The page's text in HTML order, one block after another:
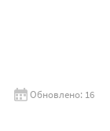
Обновлено: 16